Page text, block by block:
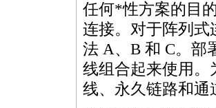
任何*性方案的目
连接。对于阵列式
法 A、B 和 C。部
线组合起来使用。
线、永久链路和通